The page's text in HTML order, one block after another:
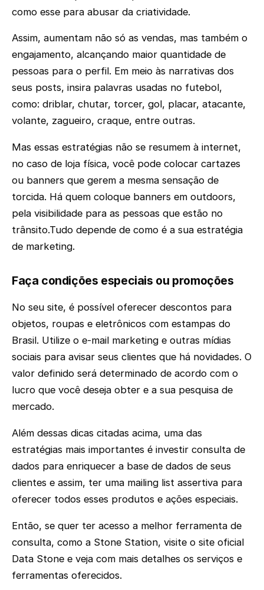
como esse para abusar da criatividade.
Assim, aumentam não só as vendas, mas também o
engajamento, alcançando maior quantidade de
pessoas para o perfil. Em meio às narrativas dos
seus posts, insira palavras usadas no futebol,
como: driblar, chutar, torcer, gol, placar, atacante,
volante, zagueiro, craque, entre outras.
Mas essas estratégias não se resumem à internet,
no caso de loja física, você pode colocar cartazes
ou banners que gerem a mesma sensação de
torcida. Há quem coloque banners em outdoors,
pela visibilidade para as pessoas que estão no
trânsito.Tudo depende de como é a sua estratégia
de marketing.
Faça condições especiais ou promoções
No seu site, é possível oferecer descontos para
objetos, roupas e eletrônicos com estampas do
Brasil. Utilize o e-mail marketing e outras mídias
sociais para avisar seus clientes que há novidades. O
valor definido será determinado de acordo com o
lucro que você deseja obter e a sua pesquisa de
mercado.
Além dessas dicas citadas acima, uma das
estratégias mais importantes é investir consulta de
dados para enriquecer a base de dados de seus
clientes e assim, ter uma mailing list assertiva para
oferecer todos esses produtos e ações especiais.
Então, se quer ter acesso a melhor ferramenta de
consulta, como a Stone Station, visite o site oficial
Data Stone e veja com mais detalhes os serviços e
ferramentas oferecidos.